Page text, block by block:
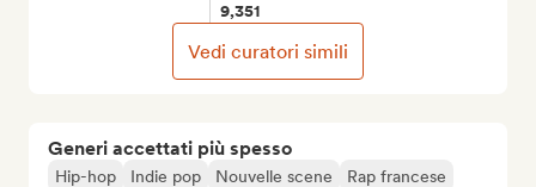
Generi accettati più spesso
Hip-hop Indie pop Nouvelle scene
Rap francese
9,351
Vedi curatori simili